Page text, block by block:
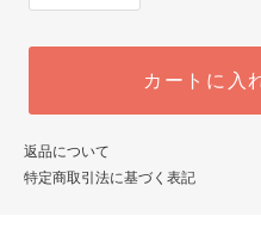
カートに入
返品について
特定商取引法に基づく表記